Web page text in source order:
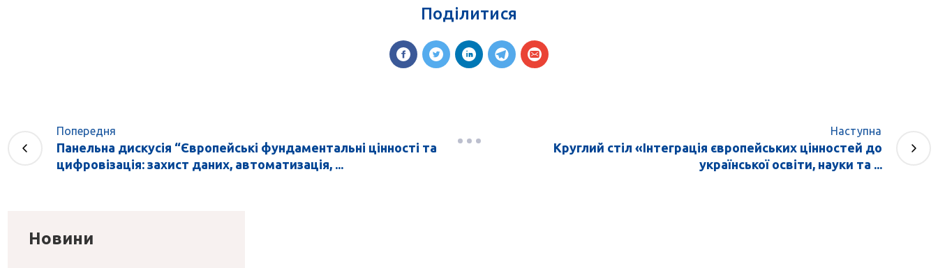
Поділитися
Попередня
Панельна дискусія “Європейські фундаментальні цінності та
цифровізація: захист даних, автоматизація, ...
Наступна
Круглий стіл «Інтеграція європейських цінностей до
української освіти, науки та ...
Новини